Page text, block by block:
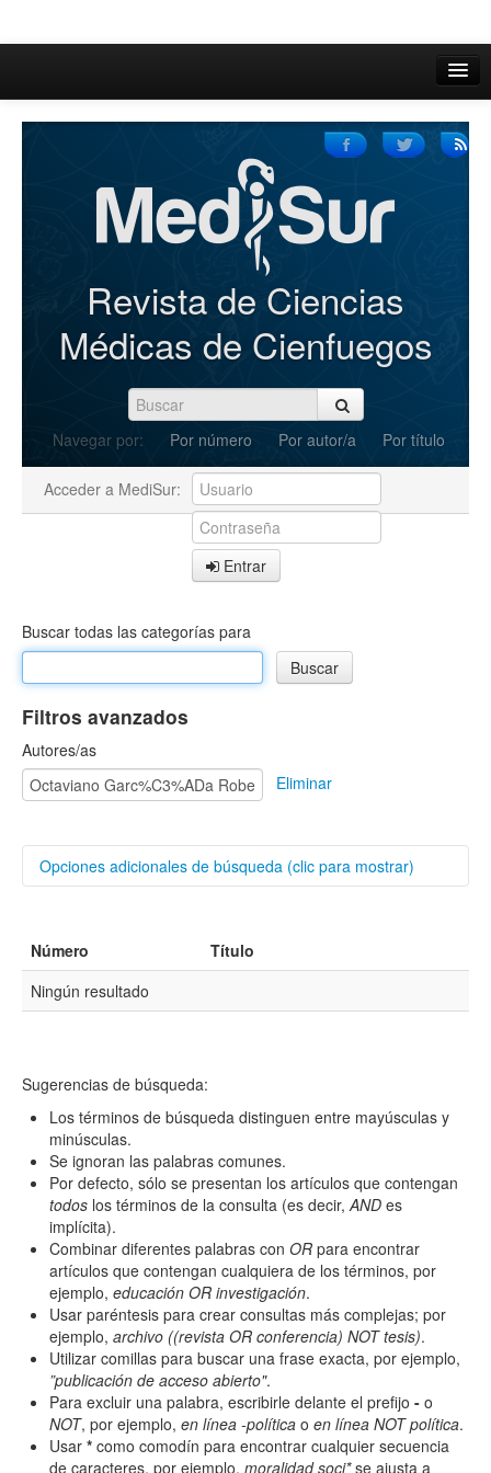
Inicio
Iniciar sesión
Registrarse
Revista de Ciencias
Médicas de Cienfuegos
Navegar por: Por número Por autor/a Por título
Acceder a MediSur:
Entrar
Buscar todas las categorías para
Filtros avanzados
Autores/as
Eliminar
Opciones adicionales de búsqueda (clic para mostrar)
Título
Texto completo
Archivo(s) adicional(es)
Fecha
De
Hasta
Número
Título
Ningún resultado
Sugerencias de búsqueda:
Los términos de búsqueda distinguen entre mayúsculas y
minúsculas.
Se ignoran las palabras comunes.
Por defecto, sólo se presentan los artículos que contengan
todos los términos de la consulta (es decir, AND es
implícita).
Combinar diferentes palabras con OR para encontrar
artículos que contengan cualquiera de los términos, por
ejemplo, educación OR investigación.
Usar paréntesis para crear consultas más complejas; por
ejemplo, archivo ((revista OR conferencia) NOT tesis).
Utilizar comillas para buscar una frase exacta, por ejemplo,
”publicación de acceso abierto".
Para excluir una palabra, escribirle delante el prefijo - o
NOT, por ejemplo, en línea -política o en línea NOT política.
Usar * como comodín para encontrar cualquier secuencia
de caracteres, por ejemplo, moralidad soci*se ajusta a